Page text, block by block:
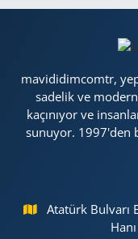
mavididimcomtr,
sadelik ve
kaçınıyor ve
sunuyor. 1997'den
Atatürk Bulvarı